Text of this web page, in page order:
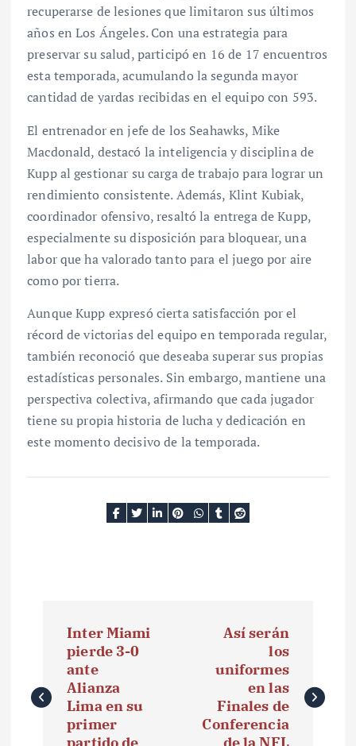
recuperarse de lesiones que limitaron sus últimos
años en Los Ángeles. Con una estrategia para
preservar su salud, participó en 16 de 17 encuentros
esta temporada, acumulando la segunda mayor
cantidad de yardas recibidas en el equipo con 593.
El entrenador en jefe de los Seahawks, Mike
Macdonald, destacó la inteligencia y disciplina de
Kupp al gestionar su carga de trabajo para lograr un
rendimiento consistente. Además, Klint Kubiak,
coordinador ofensivo, resaltó la entrega de Kupp,
especialmente su disposición para bloquear, una
labor que ha valorado tanto para el juego por aire
como por tierra.
Aunque Kupp expresó cierta satisfacción por el
récord de victorias del equipo en temporada regular,
también reconoció que deseaba superar sus propias
estadísticas personales. Sin embargo, mantiene una
perspectiva colectiva, afirmando que cada jugador
tiene su propia historia de lucha y dedicación en
este momento decisivo de la temporada.
v
e
Inter Miami
pierde 3-0
ante
Alianza
Lima en su
primer
Así serán
los
uniformes
en las
Finales de
Conferencia